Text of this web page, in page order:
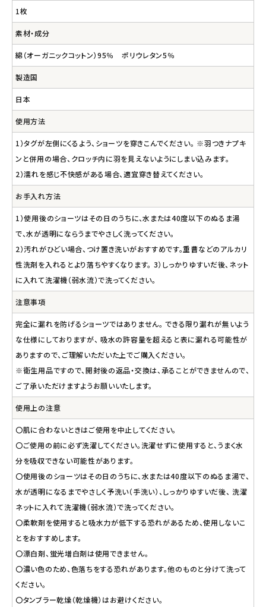
1枚
素材・成分
綿（オーガニックコットン）95％ ポリウレタン5％
製造国
日本
使用方法
1）タグが左側にくるよう、ショーツを穿きこんでください。 ※羽つきナプキ
ンと併用の場合、クロッチ内に羽を見えないようにしまい込みます。
2）濡れを感じ不快感がある場合、適宜穿き替えてください。
お手入れ方法
1）使用後のショーツはその日のうちに、水または40度以下のぬるま湯
で、水が透明にならうまでやさしく洗ってください。
2）汚れがひどい場合、つけ置き洗いがおすすめです。重曹などのアルカリ
性洗剤を入れるとより落ちやすくなります。 3）しっかりゆすいだ後、ネット
に入れて洗濯機（弱水流）で洗ってください。
注意事項
完全に漏れを防げるショーツではありません。 できる限り漏れが無いよう
な仕様にしておりますが、 吸水の許容量を超えると表に漏れる可能性が
ありますので、ご理解いただいた上でご購入ください。
※衛生用品ですので、開封後の返品・交換は、承ることができませんので、
ご了承いただけますようお願いいたします。
使用上の注意
〇肌に合わないときはご使用を中止してください。
〇ご使用の前に必ず洗濯してください。洗濯せずに使用すると、うまく水
分を吸収できない可能性があります。
〇使用後のショーツはその日のうちに、水または40度以下のぬるま湯で、
水が透明になるまでやさしく予洗い（手洗い）、しっかりゆすいだ後、 洗濯
ネットに入れて洗濯機（弱水流）で洗ってください。
〇柔軟剤を使用すると吸水力が低下する恐れがあるため、使用しないこ
とをおすすめします。
〇漂白剤、蛍光増白剤は使用できません。
〇濃い色のため、色落ちをする恐れがあります。他のものと分けて洗って
ください。
〇タンブラー乾燥（乾燥機）はお避けください。